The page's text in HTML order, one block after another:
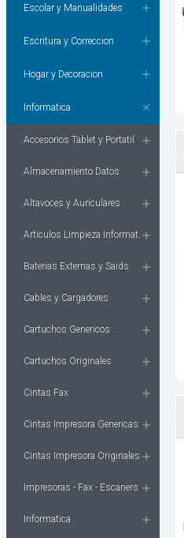
Escolar y Manualidades
Escritura y Correccion
Hogar y Decoracion
Informatica
Accesorios Tablet y Portatil
Almacenamiento Datos
Altavoces y Auriculares
Articulos Limpieza Informat.
Baterias Externas y Saids
Cables y Cargadores
Cartuchos Genericos
Cartuchos Originales
Cintas Fax
Cintas Impresora Genericas
Cintas Impresora Originales
Impresoras - Fax - Escaners
Informatica